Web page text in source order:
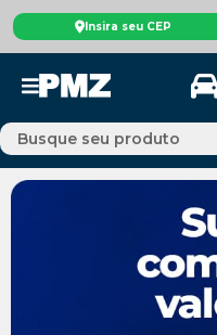
Insira seu CEP